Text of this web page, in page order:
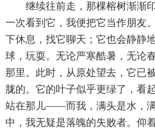
继续往前走，那棵榕树渐渐
一次看到它，我便把它当作朋友
下休息，找它聊天；它也会静静
球，玩耍。无论严寒酷暑，无论
那里。此时，从原处望去，它已
胧的。它的叶子似乎更绿了，看
站在那儿——而我，满头是水，
中，我无疑是落魄的失败者。仰